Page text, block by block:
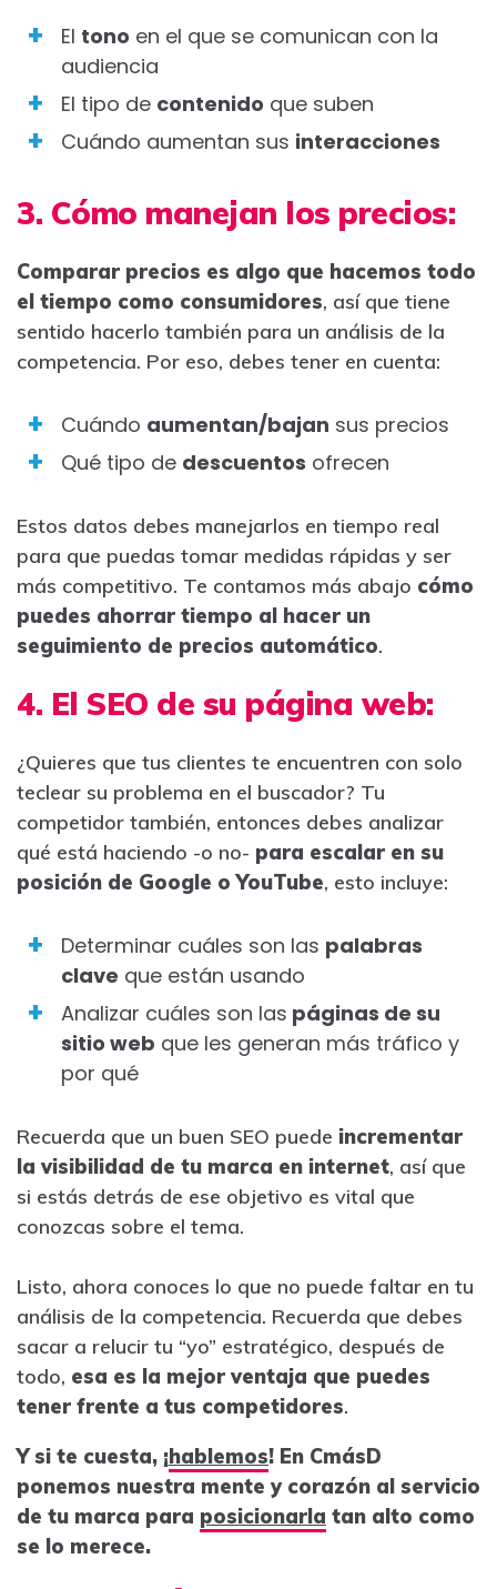
El tono en el que se comunican con la
audiencia
El tipo de contenido que suben
Cuándo aumentan sus interacciones
3. Cómo manejan los precios:
Comparar precios es algo que hacemos todo
el tiempo como consumidores, así que tiene
sentido hacerlo también para un análisis de la
competencia. Por eso, debes tener en cuenta:
Cuándo aumentan/bajan sus precios
Qué tipo de descuentos ofrecen
Estos datos debes manejarlos en tiempo real
para que puedas tomar medidas rápidas y ser
más competitivo. Te contamos más abajo cómo
puedes ahorrar tiempo al hacer un
seguimiento de precios automático.
4. El SEO de su página web:
¿Quieres que tus clientes te encuentren con solo
teclear su problema en el buscador? Tu
competidor también, entonces debes analizar
qué está haciendo -o no- para escalar en su
posición de Google o YouTube, esto incluye:
Determinar cuáles son las palabras
clave que están usando
Analizar cuáles son las páginas de su
sitio web que les generan más tráfico y
por qué
Recuerda que un buen SEO puede incrementar
la visibilidad de tu marca en internet, así que
si estás detrás de ese objetivo es vital que
conozcas sobre el tema.
Listo, ahora conoces lo que no puede faltar en tu
análisis de la competencia. Recuerda que debes
sacar a relucir tu “yo” estratégico, después de
todo, esa es la mejor ventaja que puedes
tener frente a tus competidores.
Y si te cuesta, ¡hablemos! En CmásD
ponemos nuestra mente y corazón al servicio
de tu marca para posicionarla tan alto como
se lo merece.